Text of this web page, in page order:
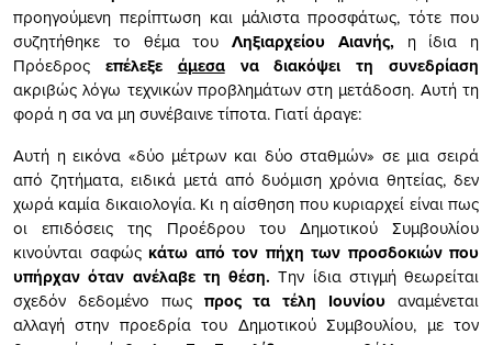
προηγούμενη περίπτωση και μάλιστα προσφάτως, τότε που
συζητήθηκε το θέμα του Ληξιαρχείου Αιανής,η ίδια η
Πρόεδρος επέλεξε άμεσανα διακόψει τη συνεδρίαση
ακριβώς λόγω τεχνικών προβλημάτων στη μετάδοση. Αυτή τη
φορά η σα να μη συνέβαινε τίποτα. Γιατί άραγε:
Αυτή η εικόνα «δύο μέτρων και δύο σταθμών» σε μια σειρά
από ζητήματα, ειδικά μετά από δυόμιση χρόνια θητείας, δεν
χωρά καμία δικαιολογία. Κι η αίσθηση που κυριαρχεί είναι πως
οι επιδόσεις της Προέδρου του Δημοτικού Συμβουλίου
κινούνται σαφώς κάτω από τον πήχη των προσδοκιών που
υπήρχαν όταν ανέλαβε τη θέση.Την ίδια στιγμή θεωρείται
σχεδόν δεδομένο πως προς τα τέλη Ιουνίου αναμένεται
αλλαγή στην προεδρία του Δημοτικού Συμβουλίου, με τον